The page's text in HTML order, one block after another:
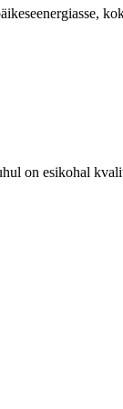
on esikohal